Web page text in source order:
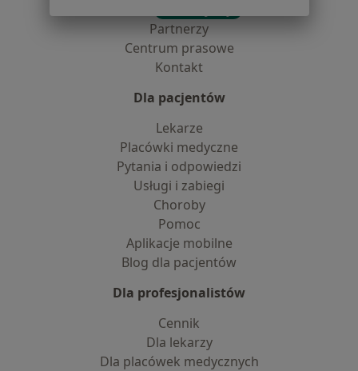
Partnerzy
Centrum prasowe
Kontakt
Dla pacjentów
Lekarze
Placówki medyczne
Pytania i odpowiedzi
Usługi i zabiegi
Choroby
Pomoc
Aplikacje mobilne
Blog dla pacjentów
Dla profesjonalistów
Cennik
Dla lekarzy
Dla placówek medycznych